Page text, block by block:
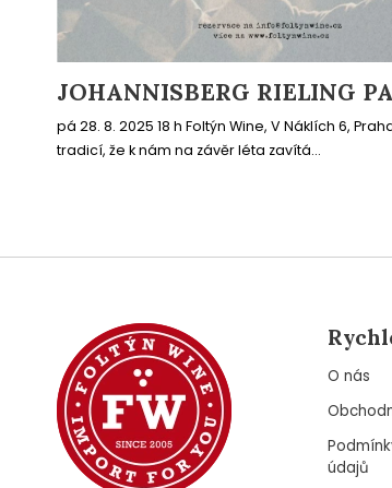
JOHANNISBERG RIELING
pá 28. 8. 2025 18 h Foltýn Wine, V Náklích 6,
tradicí, že k nám na závěr léta zavítá...
O nás
údajů